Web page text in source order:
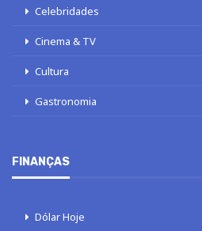
Celebridades
Cinema & TV
Cultura
Gastronomia
FINANÇAS
Dólar Hoje